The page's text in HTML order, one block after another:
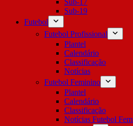
Sub-17
Sub-19
Futebol
Futebol Profissional
Plantel
Calendário
Classificação
Notícias
Futebol Feminino
Plantel
Calendário
Classificação
Notícias Futebol